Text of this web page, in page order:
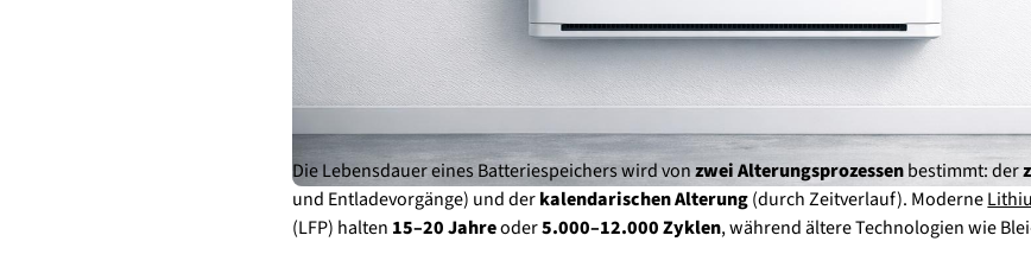
Die Lebensdauer eines Batteriespeichers wird vonzwei Alterungsprozessenbestimmt: der
und Entladevorgänge) und derkalendarischen Alterung(durch Zeitverlauf). Moderne
(LFP) halten 15–20 Jahreoder5.000–12.000 Zyklen, während ältere Technologien wie